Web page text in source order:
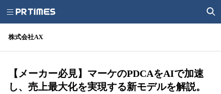
株式会社AX
【メーカー必見】マーケのPDCAをAIで加速
し、売上最大化を実現する新モデルを解説。